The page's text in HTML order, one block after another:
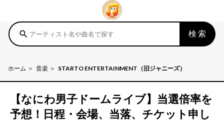
search 検索
ホーム 音楽 STARTO ENTERTAINMENT（旧ジャニーズ）
【なにわ男子ドームライブ】当選倍率を
予想！日程・会場、当落、チケット申し